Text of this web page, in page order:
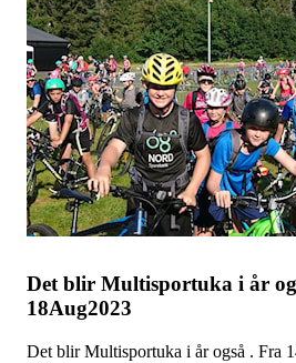
Det blir Multisportuka i år
18Aug2023
Det blir Multisportuka i år også . Fra